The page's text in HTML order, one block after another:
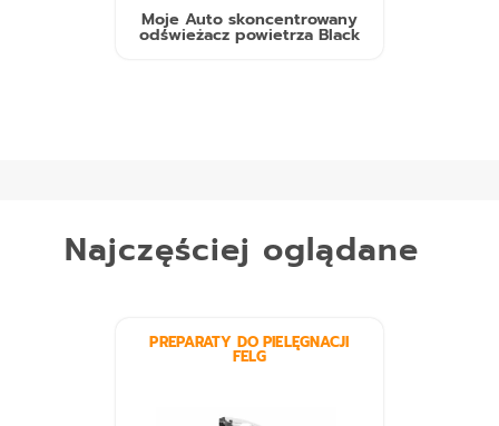
Moje Auto skoncentrowany
odświeżacz powietrza Black
Najczęściej oglądane
PREPARATY DO PIELĘGNACJI
FELG